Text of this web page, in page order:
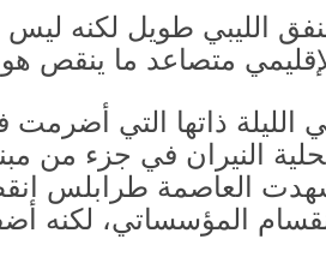
الليبي طويل لكنه
متصاعد ما ينقص
الليلة ذاتها التي أضرمت
النيران في جزء من
العاصمة طرابلس
المؤسساتي،